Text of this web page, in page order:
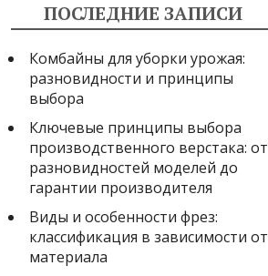
ПОСЛЕДНИЕ ЗАПИСИ
Комбайны для уборки урожая:
разновидности и принципы
выбора
Ключевые принципы выбора
производственного верстака: от
разновидностей моделей до
гарантии производителя
Виды и особенности фрез:
классификация в зависимости от
материала